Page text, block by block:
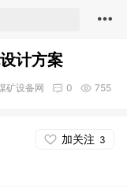
计方案
755
0
矿设备网
加关注 3